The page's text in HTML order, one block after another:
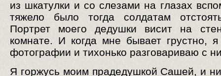
из шкатулки и со слезами на глазах
тяжело было тогда солдатам
Портрет моего дедушки висит на
комнате. И когда мне бывает грустно,
фотографии и тихонько разговариваю с
Я горжусь моим прадедушкой Сашей, и